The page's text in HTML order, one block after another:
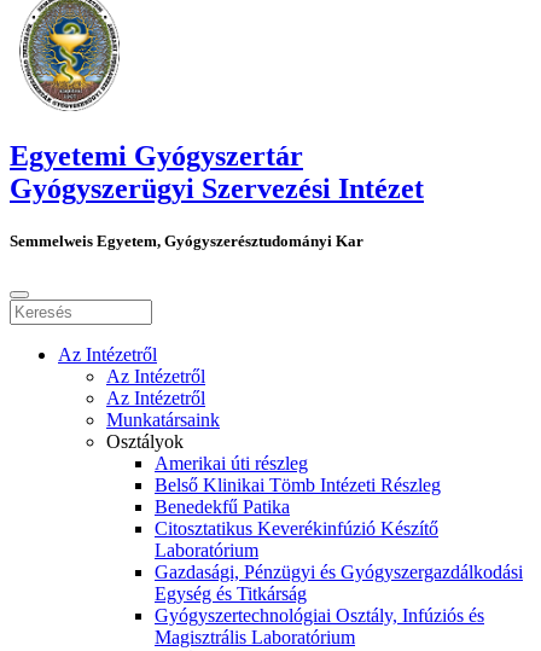
Egyetemi Gyógyszertár
Gyógyszerügyi Szervezési Intézet
Semmelweis Egyetem, Gyógyszerésztudományi Kar
Az Intézetről
Az Intézetről
Az Intézetről
Munkatársaink
Osztályok
Amerikai úti részleg
Belső Klinikai Tömb Intézeti Részleg
Benedekfű Patika
Citosztatikus Keverékinfúzió Készítő
Laboratórium
Gazdasági, Pénzügyi és Gyógyszergazdálkodási
Egység és Titkárság
Gyógyszertechnológiai Osztály, Infúziós és
Magisztrális Laboratórium